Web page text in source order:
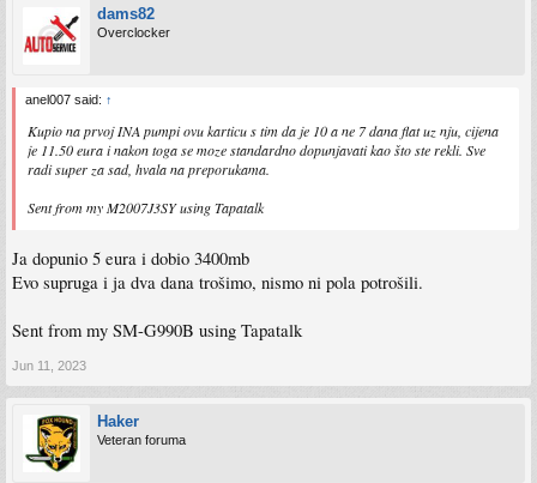
dams82
Overclocker
anel007 said: ↑
Kupio na prvoj INA pumpi ovu karticu s tim da je 10 a ne 7 dana flat uz nju, cijena
je 11.50 eura i nakon toga se moze standardno dopunjavati kao što ste rekli. Sve
radi super za sad, hvala na preporukama.
Sent from my M2007J3SY using Tapatalk
Ja dopunio 5 eura i dobio 3400mb
Evo supruga i ja dva dana trošimo, nismo ni pola potrošili.
Sent from my SM-G990B using Tapatalk
Jun 11, 2023
Haker
Veteran foruma